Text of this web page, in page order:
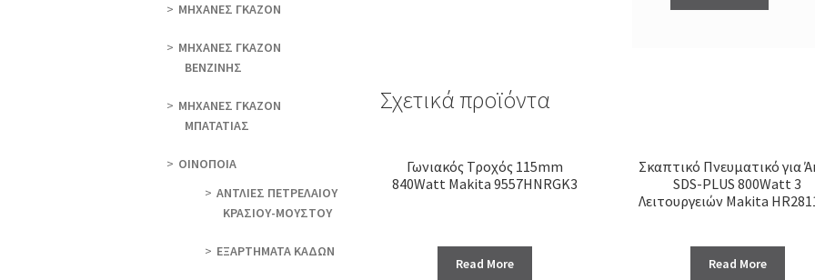
Σχετικά προϊόντα
Γωνιακός Τροχός 115mm
840Watt Makita 9557HNRGK3
Read More
Σκαπτικό Πνευματικό για
SDS-PLUS 800Watt 3
Λειτουργειών Makita
Read More
ΜΗΧΑΝΕΣ ΓΚΑΖΟΝ
ΜΗΧΑΝΕΣ ΓΚΑΖΟΝ
ΒΕΝΖΙΝΗΣ
ΜΗΧΑΝΕΣ ΓΚΑΖΟΝ
ΜΠΑΤΑΤΙΑΣ
ΟΙΝΟΠΟΙΑ
ΑΝΤΛΙΕΣ ΠΕΤΡΕΛΑΙΟΥ
ΚΡΑΣΙΟΥ-ΜΟΥΣΤΟΥ
ΕΞΑΡΤΗΜΑΤΑ ΚΑΔΩΝ